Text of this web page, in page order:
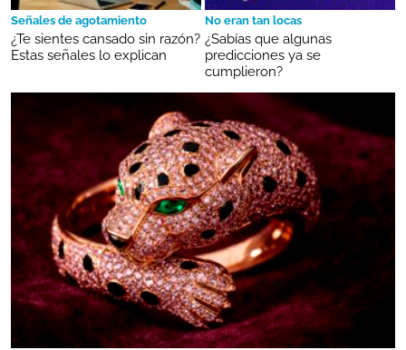
Señales de agotamiento
¿Te sientes cansado sin razón?
Estas señales lo explican
No eran tan locas
¿Sabías que algunas
predicciones ya se
cumplieron?